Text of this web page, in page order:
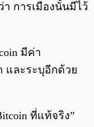
า การเมืองนั้นมีไว้
มีค่า
และระบุอีกด้วย
ที่แท้จริง”